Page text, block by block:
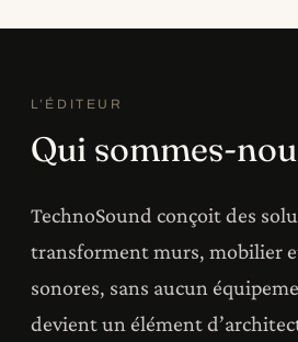
L’ÉDITEUR
Qui sommes-
TechnoSound conçoit des
transforment murs, mobilier
sonores, sans aucun
devient un élément